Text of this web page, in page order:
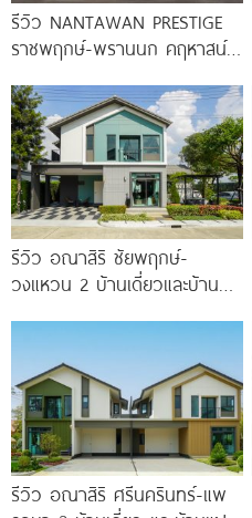
รีวิว NANTAWAN PRESTIGE
ราชพฤกษ์-พรานนก คฤหาสน์
เริ่ม
รีวิว อณาสิริ ชัยพฤกษ์-
วงแหวน 2 บ้านเดี่ยวและบ้าน
บางกรวย-ไทรน้อย เริ่ม 4.59
ล้าน*
รีวิว อณาสิริ ศรีนครินทร์-แพ